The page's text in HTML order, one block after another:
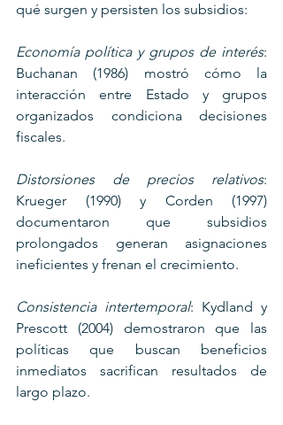
qué surgen y persisten los subsidios:
Economía política y grupos de interés:
Buchanan (1986) mostró cómo la
interacción entre Estado y grupos
organizados condiciona decisiones
fiscales.
Distorsiones de precios relativos:
Krueger (1990) y Corden (1997)
documentaron que subsidios
prolongados generan asignaciones
ineficientes y frenan el crecimiento.
Consistencia intertemporal: Kydland y
Prescott (2004) demostraron que las
políticas que buscan beneficios
inmediatos sacrifican resultados de
largo plazo.